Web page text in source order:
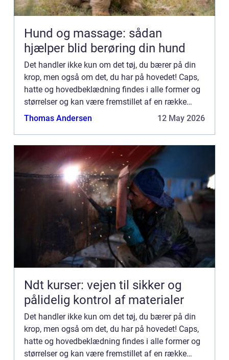
Hund og massage: sådan
hjælper blid berøring din hund
Det handler ikke kun om det tøj, du bærer på din
krop, men også om det, du har på hovedet! Caps,
hatte og hovedbeklædning findes i alle former og
størrelser og kan være fremstillet af en række
forskellige materialer. De kan bruges til at beskytte
Thomas Andersen 12 May 2026
Ndt kurser: vejen til sikker og
pålidelig kontrol af materialer
Det handler ikke kun om det tøj, du bærer på din
krop, men også om det, du har på hovedet! Caps,
hatte og hovedbeklædning findes i alle former og
størrelser og kan være fremstillet af en række